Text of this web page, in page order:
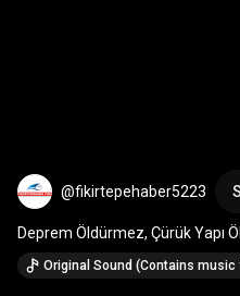
@fikirtepehaber5223
Deprem Öldürmez, Çürük Yapı
Bir Beka Sorunudur!
Original Sound (Contains music